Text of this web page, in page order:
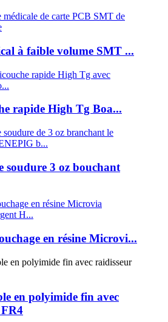
à faible volume SMT ...
rapide High Tg Boa...
soudure 3 oz bouchant
en résine Microvi...
en polyimide fin avec